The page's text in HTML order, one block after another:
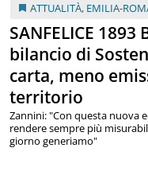
ATTUALITÀ, EMILIA-
SANFELICE
bilancio di
carta, meno
territorio
Zannini: "Con questa nuova
rendere sempre più
giorno generiamo"